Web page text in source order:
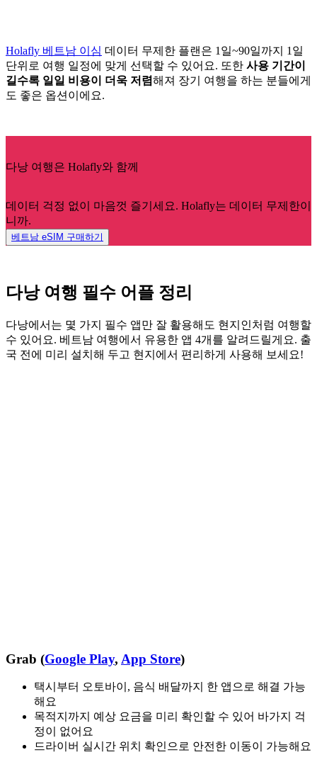
Holafly 베트남 이심 데이터 무제한 플랜은 1일~90일까지 1일
단위로 여행 일정에 맞게 선택할 수 있어요. 또한 사용 기간이
길수록 일일 비용이 더욱 저렴해져 장기 여행을 하는 분들에게
도 좋은 옵션이에요.
다낭 여행은 Holafly와 함께
데이터 걱정 없이 마음껏 즐기세요. Holafly는 데이터 무제한이
니까.
베트남 eSIM 구매하기
다낭 여행 필수 어플 정리
다낭에서는 몇 가지 필수 앱만 잘 활용해도 현지인처럼 여행할
수 있어요. 베트남 여행에서 유용한 앱 4개를 알려드릴게요. 출
국 전에 미리 설치해 두고 현지에서 편리하게 사용해 보세요!
Grab (Google Play, App Store)
택시부터 오토바이, 음식 배달까지 한 앱으로 해결 가능
해요
목적지까지 예상 요금을 미리 확인할 수 있어 바가지 걱
정이 없어요
드라이버 실시간 위치 확인으로 안전한 이동이 가능해요